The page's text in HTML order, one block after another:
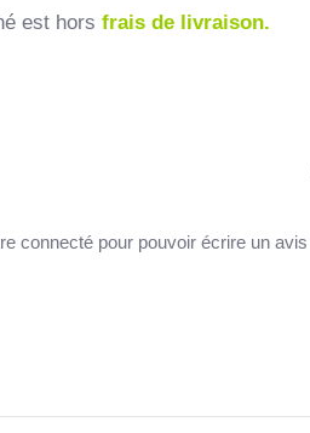
est hors frais de livraison.
connecté pour pouvoir écrire un avis